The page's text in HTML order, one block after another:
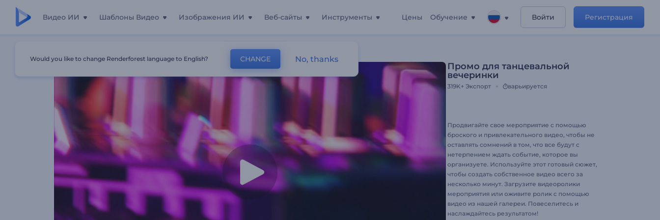
Видео ИИ Шаблоны Видео Изображения ИИ Веб-сайты Инструменты Цены Обучение Войти Регистрация
Промо Для Танцевальной Вечеринки
Промо для танцевальной
вечеринки
319K+ Экспорт варьируется
Продвигайте свое мероприятие с помощью
броского и привлекательного видео, чтобы не
оставлять сомнений в том, что все будут с
нетерпением ждать событие, которое вы
организуете. Используйте этот готовый сюжет,
чтобы создать собственное видео всего за
несколько минут. Загрузите видеоролики
мероприятия или оживите ролик с помощью
видео из нашей галереи. Повеселитесь и
наслаждайтесь результатом!
Would you like to change Renderforest language to English? CHANGE No, thanks